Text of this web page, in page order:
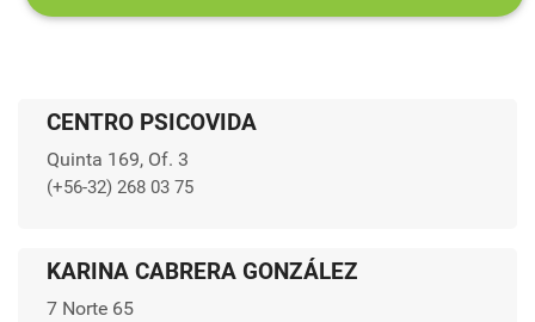
CENTRO PSICOVIDA
Quinta 169, Of. 3
(+56-32) 268 03 75
KARINA CABRERA GONZÁLEZ
7 Norte 65